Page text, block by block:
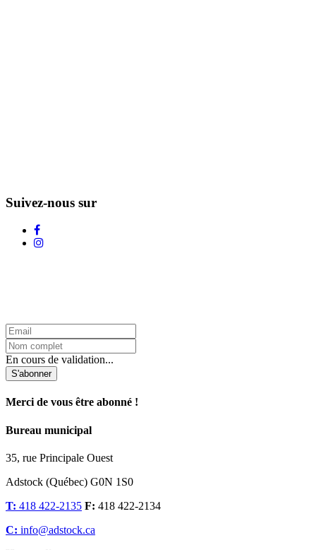
Suivez-nous sur
En cours de validation...
S'abonner
Merci de vous être abonné !
Bureau municipal
35, rue Principale Ouest
Adstock (Québec) G0N 1S0
T: 418 422-2135 F: 418 422-2134
C: info@adstock.ca